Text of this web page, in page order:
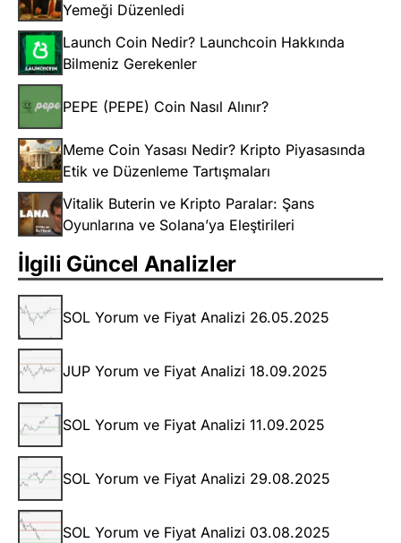
Yemeği Düzenledi
Launch Coin Nedir? Launchcoin Hakkında
Bilmeniz Gerekenler
PEPE (PEPE) Coin Nasıl Alınır?
Meme Coin Yasası Nedir? Kripto Piyasasında
Etik ve Düzenleme Tartışmaları
Vitalik Buterin ve Kripto Paralar: Şans
Oyunlarına ve Solana’ya Eleştirileri
İlgili Güncel Analizler
SOL Yorum ve Fiyat Analizi 26.05.2025
JUP Yorum ve Fiyat Analizi 18.09.2025
SOL Yorum ve Fiyat Analizi 11.09.2025
SOL Yorum ve Fiyat Analizi 29.08.2025
SOL Yorum ve Fiyat Analizi 03.08.2025